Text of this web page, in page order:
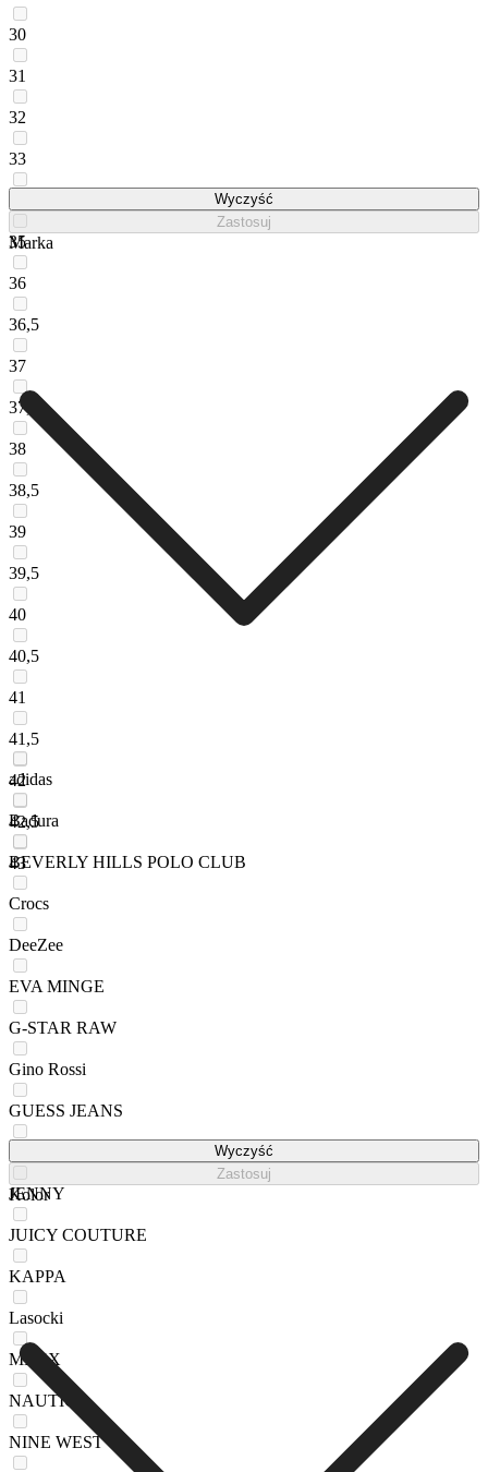
30
31
32
33
35
36
36,5
37
37,5
38
38,5
39
39,5
40
40,5
41
41,5
42
42,5
43
Wyczyść
Zastosuj
Marka
adidas
Badura
BEVERLY HILLS POLO CLUB
Crocs
DeeZee
EVA MINGE
G-STAR RAW
Gino Rossi
GUESS JEANS
JENNY
JUICY COUTURE
KAPPA
Lasocki
MEXX
NAUTICA
NINE WEST
Wyczyść
Zastosuj
Kolor